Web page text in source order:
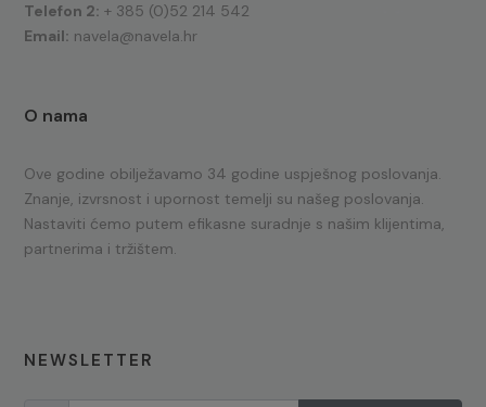
Telefon 2: + 385 (0)52 214 542
Email: navela@navela.hr
O nama
Ove godine obilježavamo 34 godine uspješnog poslovanja.
Znanje, izvrsnost i upornost temelji su našeg poslovanja.
Nastaviti ćemo putem efikasne suradnje s našim klijentima,
partnerima i tržištem.
NEWSLETTER